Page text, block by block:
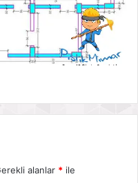
alanlar * ile